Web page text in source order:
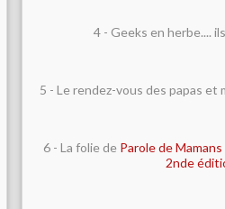
4 - Geeks en herbe....
5 - Le rendez-vous des papas et
6 - La folie de Parole de Mamans
2nde